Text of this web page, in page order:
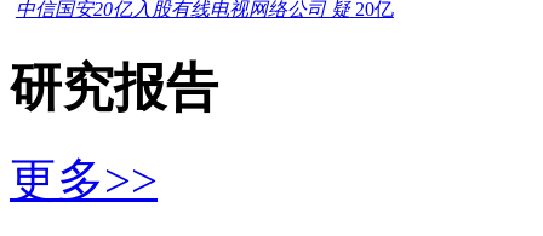
中信国安20亿入股有线电视网络公司 疑 20亿
研究报告
更多>>